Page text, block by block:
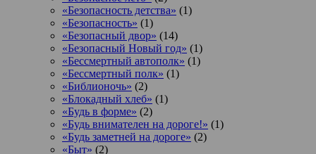
«Безопасность детства» (1)
«Безопасность» (1)
«Безопасный двор» (14)
«Безопасный Новый год» (1)
«Бессмертный автополк» (1)
«Бессмертный полк» (1)
«Библионочь» (2)
«Блокадный хлеб» (1)
«Будь в форме» (2)
«Будь внимателен на дороге!» (1)
«Будь заметней на дороге» (2)
«Быт» (2)